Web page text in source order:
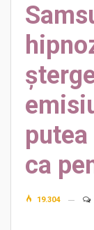
ca
19.304